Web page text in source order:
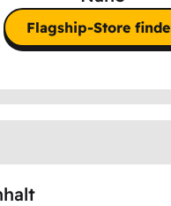
Flagship-Store